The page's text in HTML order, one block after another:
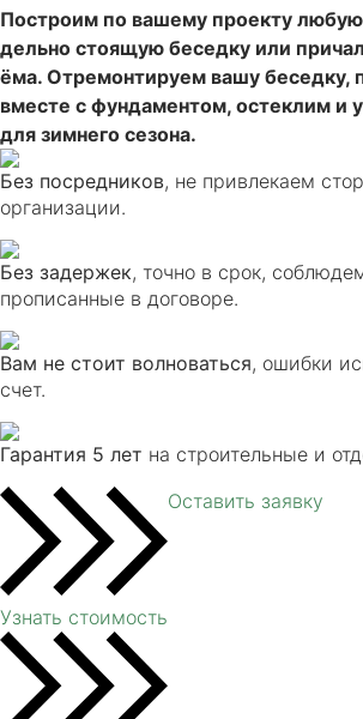
Построим по ва­ше­му про­ек­ту
дель­но сто­ящ­ую бе­сед­ку или
ёма. От­ре­мон­ти­ру­ем ва­шу бе­сед­ку,
вмес­те с фун­да­мен­том, ос­тек­лим и
для зим­него сезона.
Без посредников, не привлекаем
организации.
Без задержек, точно в срок,
прописанные в договоре.
Вам не стоит волноваться, ошибки
счет.
Гарантия 5 лет на строительные и
Узнать стоимость
Оставить заявку